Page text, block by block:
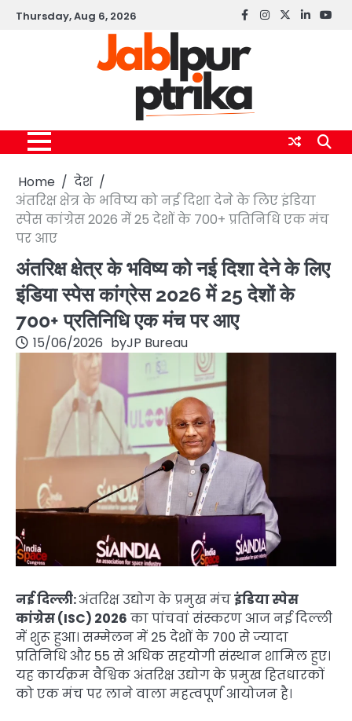
SkipThursday, Aug 6, 2026 Facebook
instagram
twitterlinkedin
Home
देश
अंतरिक्ष क्षेत्र के भविष्य को नई दिशा देने के लिए इंडिया
स्पेस कांग्रेस 2026 में 25 देशों के 700+ प्रतिनिधि एक मंच
पर आए
अंतरिक्ष क्षेत्र के भविष्य को नई दिशा देने के लिए
इंडिया स्पेस कांग्रेस 2026 में 25 देशों के
700+ प्रतिनिधि एक मंच पर आए
15/06/2026 byJP Bureau
नई दिल्ली:अंतरिक्ष उद्योग के प्रमुख मंचइंडिया स्पेस
कांग्रेस (ISC) 2026 का पांचवां संस्करण आज नई दिल्ली
में शुरू हुआ। सम्मेलन में 25 देशों के 700 से ज्यादा
प्रतिनिधि और 55 से अधिक सहयोगी संस्थान शामिल हुए।
यह कार्यक्रम वैश्विक अंतरिक्ष उद्योग के प्रमुख हितधारकों
को एक मंच पर लाने वाला महत्वपूर्ण आयोजन है।